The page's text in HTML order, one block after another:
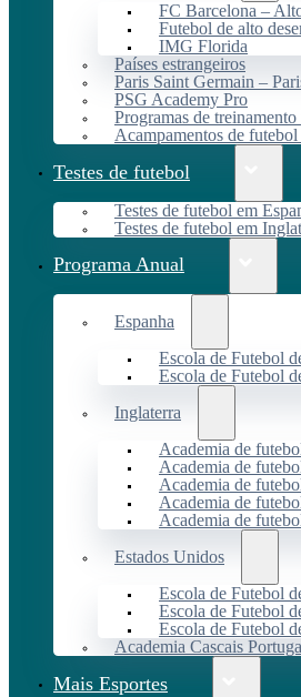
FC Barcelona –
Futebol de alto
IMG Florida
Países estrangeiros
Paris Saint Germain –
PSG Academy Pro
Programas de
Acampamentos de
Testes de futebol
Testes de futebol em
Testes de futebol em
Programa Anual
Espanha
Escola de Futebol
Escola de Futebol
Inglaterra
Academia de
Academia de
Academia de
Academia de
Academia de
Estados Unidos
Escola de Futebol
Escola de Futebol
Escola de Futebol
Academia Cascais
Mais Esportes